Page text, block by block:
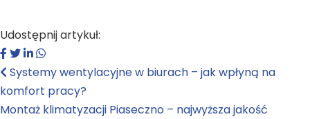
Udostępnij artykuł:
Systemy wentylacyjne w biurach – jak wpłyną na
komfort pracy?
Montaż klimatyzacji Piaseczno – najwyższa jakość